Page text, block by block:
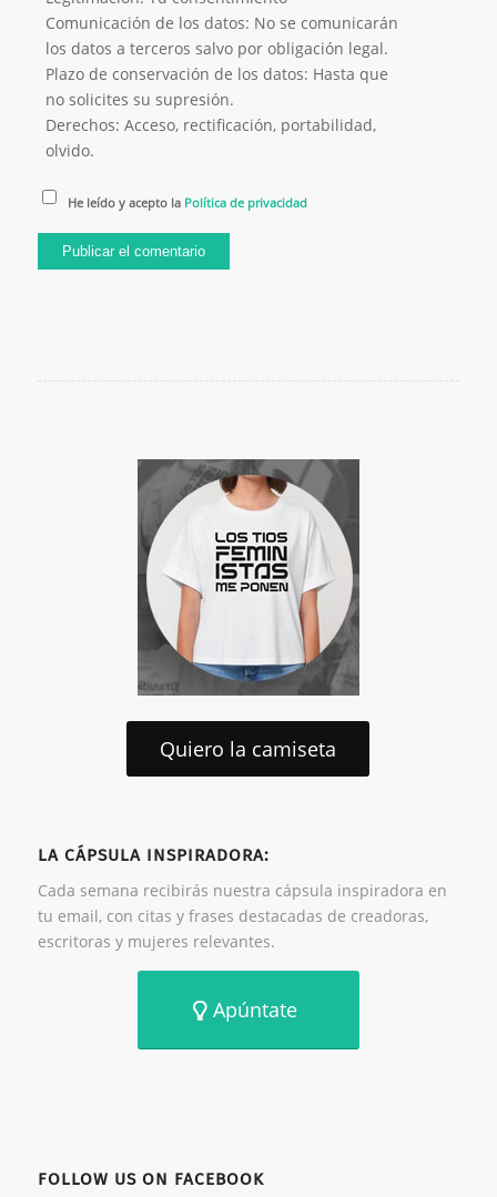
Comunicación de los datos: No se comunicarán
los datos a terceros salvo por obligación legal.
Plazo de conservación de los datos: Hasta que
no solicites su supresión.
Derechos: Acceso, rectificación, portabilidad,
olvido.
He leído y acepto la Política de privacidad
Quiero la camiseta
LA CÁPSULA INSPIRADORA:
Cada semana recibirás nuestra cápsula inspiradora en
tu email, con citas y frases destacadas de creadoras,
escritoras y mujeres relevantes.
Apúntate
FOLLOW US ON FACEBOOK